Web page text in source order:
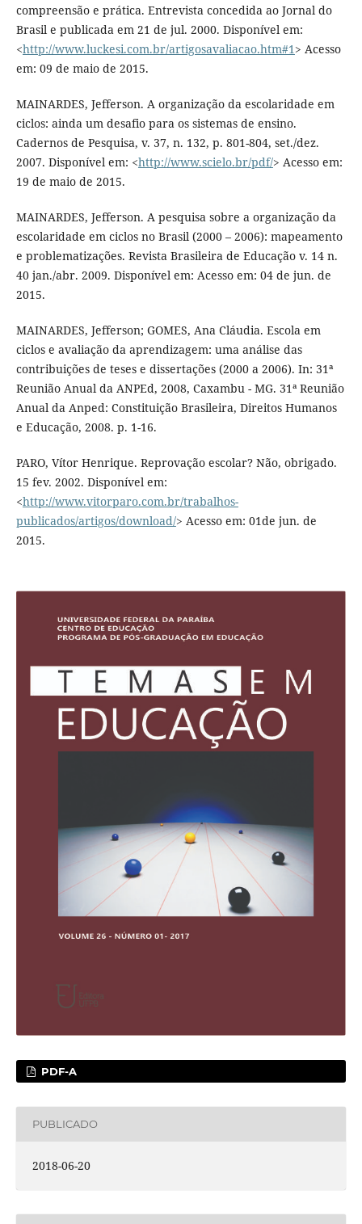
compreensão e prática. Entrevista concedida ao Jornal do
Brasil e publicada em 21 de jul. 2000. Disponível em:
<http://www.luckesi.com.br/artigosavaliacao.htm#1> Acesso
em: 09 de maio de 2015.
MAINARDES, Jefferson. A organização da escolaridade em
ciclos: ainda um desafio para os sistemas de ensino.
Cadernos de Pesquisa, v. 37, n. 132, p. 801-804, set./dez.
2007. Disponível em: <http://www.scielo.br/pdf/> Acesso em:
19 de maio de 2015.
MAINARDES, Jefferson. A pesquisa sobre a organização da
escolaridade em ciclos no Brasil (2000 – 2006): mapeamento
e problematizações. Revista Brasileira de Educação v. 14 n.
40 jan./abr. 2009. Disponível em: Acesso em: 04 de jun. de
2015.
MAINARDES, Jefferson; GOMES, Ana Cláudia. Escola em
ciclos e avaliação da aprendizagem: uma análise das
contribuições de teses e dissertações (2000 a 2006). In: 31ª
Reunião Anual da ANPEd, 2008, Caxambu - MG. 31ª Reunião
Anual da Anped: Constituição Brasileira, Direitos Humanos
e Educação, 2008. p. 1-16.
PARO, Vítor Henrique. Reprovação escolar? Não, obrigado.
15 fev. 2002. Disponível em:
<http://www.vitorparo.com.br/trabalhos-
publicados/artigos/download/> Acesso em: 01de jun. de
2015.
PDF-A
PUBLICADO
2018-06-20